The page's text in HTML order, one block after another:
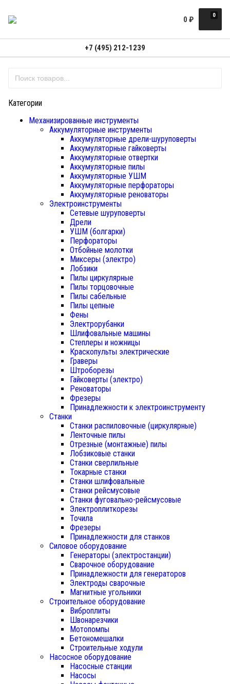
0
0 ₽
+7 (495) 212-1239
Категории
Механизированные инструменты
Аккумуляторные инструменты
Аккумуляторные дрели-шуруповерты
Аккумуляторные гайковерты
Аккумуляторные отвертки
Аккумуляторные пилы
Аккумуляторные УШМ
Аккумуляторные перфораторы
Аккумуляторные реноваторы
Электроинструменты
Сетевые шуруповерты
Дрели
УШМ (болгарки)
Перфораторы
Отбойные молотки
Миксеры (электро)
Лобзики
Пилы циркулярные
Пилы торцовочные
Пилы сабельные
Пилы цепные
Фены
Электрорубанки
Шлифовальные машины
Степлеры и ножницы
Краскопульты электрические
Граверы
Штроборезы
Гайковерты (электро)
Реноваторы
Фрезеры
Принадлежности к электроинструменту
Станки
Станки распиловочные (циркулярные)
Ленточные пилы
Отрезные (монтажные) пилы
Лобзиковые станки
Станки сверлильные
Токарные станки
Станки шлифовальные
Станки рейсмусовые
Станки фуговально-рейсмусовые
Электроплиткорезы
Точила
Фрезеры
Принадлежности для станков
Силовое оборудование
Генераторы (электростанции)
Сварочное оборудование
Принадлежности для генераторов
Электроды сварочные
Магнитные угольники
Строительное оборудование
Виброплиты
Швонарезчики
Мотопомпы
Бетономешалки
Строительные ходули
Насосное оборудование
Насосные станции
Насосы